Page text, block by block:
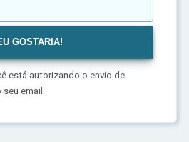
está autorizando o envio de
email.